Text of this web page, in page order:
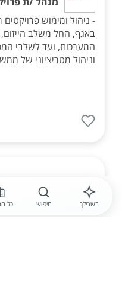
- ניהול ומימוש פרויקטים
באגף, החל משלב הייזום,
המערכות, ועד לשלבי
וניהול מטריציוני של
לוגיקה IT
PMO data
בשבילך חיפוש כל